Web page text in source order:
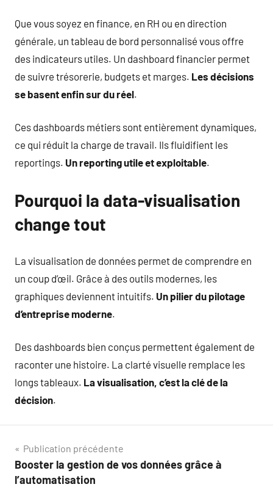
Que vous soyez en finance, en RH ou en direction
générale, un tableau de bord personnalisé vous offre
des indicateurs utiles. Un dashboard financier permet
de suivre trésorerie, budgets et marges. Les décisions
se basent enfin sur du réel.
Ces dashboards métiers sont entièrement dynamiques,
ce qui réduit la charge de travail. Ils fluidifient les
reportings. Un reporting utile et exploitable.
Pourquoi la data-visualisation
change tout
La visualisation de données permet de comprendre en
un coup d’œil. Grâce à des outils modernes, les
graphiques deviennent intuitifs. Un pilier du pilotage
d’entreprise moderne.
Des dashboards bien conçus permettent également de
raconter une histoire. La clarté visuelle remplace les
longs tableaux. La visualisation, c’est la clé de la
décision.
Navigation
de
Publication précédente
Booster la gestion de vos données grâce à
l’automatisation